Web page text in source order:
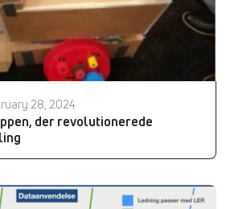
28, 2024
der revolutionerede